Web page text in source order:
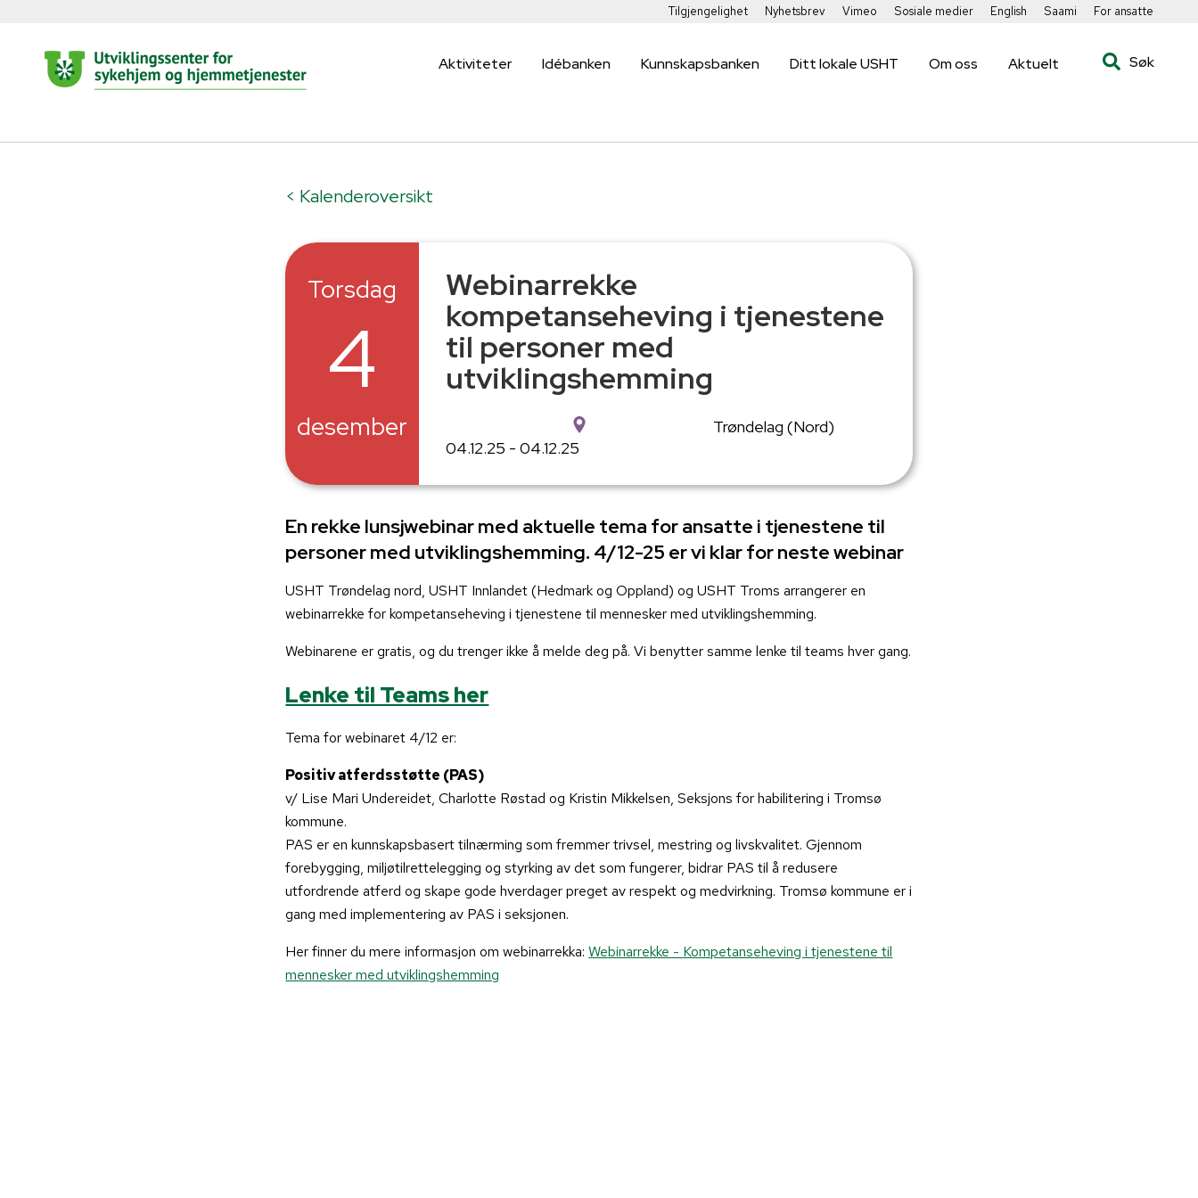
Tilgjengelighet Nyhetsbrev Vimeo Sosiale medier English Saami For ansatte
Aktiviteter Idébanken Kunnskapsbanken Ditt lokale USHT Om oss Aktuelt Søk
< Kalenderoversikt
Torsdag
4
desember
Webinarrekke
kompetanseheving i tjenestene
til personer med
utviklingshemming
Trøndelag (Nord)
04.12.25 - 04.12.25
En rekke lunsjwebinar med aktuelle tema for ansatte i tjenestene til
personer med utviklingshemming. 4/12-25 er vi klar for neste webinar
USHT Trøndelag nord, USHT Innlandet (Hedmark og Oppland) og USHT Troms arrangerer en
webinarrekke for kompetanseheving i tjenestene til mennesker med utviklingshemming.
Webinarene er gratis, og du trenger ikke å melde deg på. Vi benytter samme lenke til teams hver gang.
Lenke til Teams her
Tema for webinaret 4/12 er:
Positiv atferdsstøtte (PAS)
v/ Lise Mari Undereidet, Charlotte Røstad og Kristin Mikkelsen, Seksjons for habilitering i Tromsø
kommune.
PAS er en kunnskapsbasert tilnærming som fremmer trivsel, mestring og livskvalitet. Gjennom
forebygging, miljøtilrettelegging og styrking av det som fungerer, bidrar PAS til å redusere
utfordrende atferd og skape gode hverdager preget av respekt og medvirkning. Tromsø kommune er i
gang med implementering av PAS i seksjonen.
Her finner du mere informasjon om webinarrekka:Webinarrekke - Kompetanseheving i tjenestene til
mennesker med utviklingshemming